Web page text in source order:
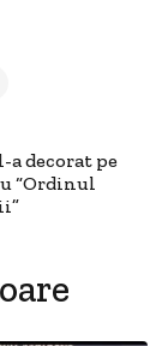
decorat pe
“Ordinul